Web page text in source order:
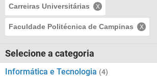
Carreiras Universitárias
Faculdade Politécnica de Campinas
Selecione a categoria
Informática e Tecnologia (4)